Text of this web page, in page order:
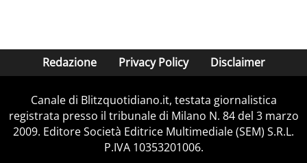
Redazione Privacy Policy Disclaimer
Canale di Blitzquotidiano.it, testata giornalistica
registrata presso il tribunale di Milano N. 84 del 3 marzo
2009. Editore Società Editrice Multimediale (SEM) S.R.L.
P.IVA 10353201006.